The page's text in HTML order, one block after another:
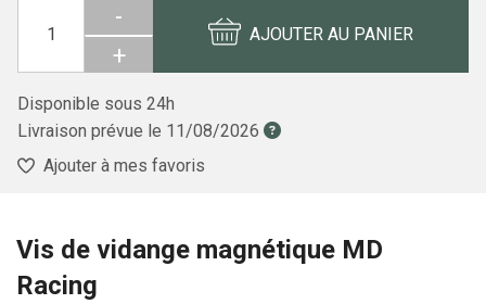
-
+
AJOUTER AU PANIER
Disponible sous 24h
Livraison prévue le 11/08/2026
Ajouter à mes favoris
Vis de vidange magnétique MD
Racing